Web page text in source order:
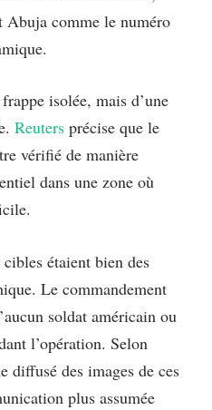
Abuja comme le numéro
isolée, mais d’une
Reuters précise que le
vérifié de manière
dans une zone où
étaient bien des
Le commandement
soldat américain ou
l’opération. Selon
diffusé des images de ces
plus assumée